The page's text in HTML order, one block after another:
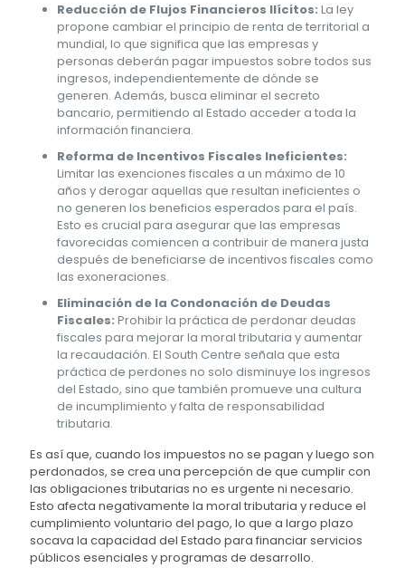
Reducción de Flujos Financieros Ilícitos: La ley
propone cambiar el principio de renta de territorial a
mundial, lo que significa que las empresas y
personas deberán pagar impuestos sobre todos sus
ingresos, independientemente de dónde se
generen. Además, busca eliminar el secreto
bancario, permitiendo al Estado acceder a toda la
información financiera.
Reforma de Incentivos Fiscales Ineficientes:
Limitar las exenciones fiscales a un máximo de 10
años y derogar aquellas que resultan ineficientes o
no generen los beneficios esperados para el país.
Esto es crucial para asegurar que las empresas
favorecidas comiencen a contribuir de manera justa
después de beneficiarse de incentivos fiscales como
las exoneraciones.
Eliminación de la Condonación de Deudas
Fiscales: Prohibir la práctica de perdonar deudas
fiscales para mejorar la moral tributaria y aumentar
la recaudación. El South Centre señala que esta
práctica de perdones no solo disminuye los ingresos
del Estado, sino que también promueve una cultura
de incumplimiento y falta de responsabilidad
tributaria.
Es así que, cuando los impuestos no se pagan y luego son
perdonados, se crea una percepción de que cumplir con
las obligaciones tributarias no es urgente ni necesario.
Esto afecta negativamente la moral tributaria y reduce el
cumplimiento voluntario del pago, lo que a largo plazo
socava la capacidad del Estado para financiar servicios
públicos esenciales y programas de desarrollo.